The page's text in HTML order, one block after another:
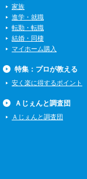
家族
進学・就職
転勤・転職
結婚・同棲
マイホーム購入
特集：プロが教える
安く楽に得するポイント
Ａじぇんと調査団
Ａじぇんと調査団